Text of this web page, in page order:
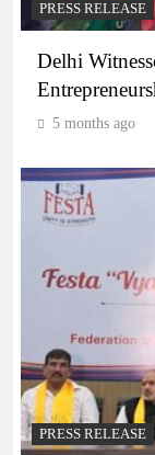
PRESS RELEASE
Delhi
5 months ago
PRESS RELEASE